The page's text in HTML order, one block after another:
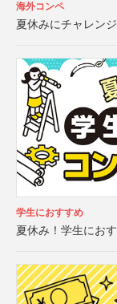
海外コンペ
夏休みにチャレン
学生におすすめ
夏休み！学生にお